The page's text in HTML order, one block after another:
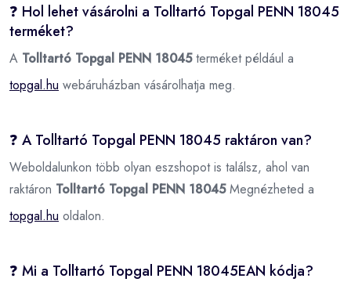
❓ Hol lehet vásárolni a Tolltartó Topgal PENN 18045
terméket?
A Tolltartó Topgal PENN 18045terméket például a
topgal.hu webáruházban vásárolhatja meg.
❓ A Tolltartó Topgal PENN 18045 raktáron van?
Weboldalunkon több olyan eszshopot is találsz, ahol van
raktáron Tolltartó Topgal PENN 18045Megnézheted a
topgal.hu oldalon.
❓ Mi a Tolltartó Topgal PENN 18045EAN kódja?